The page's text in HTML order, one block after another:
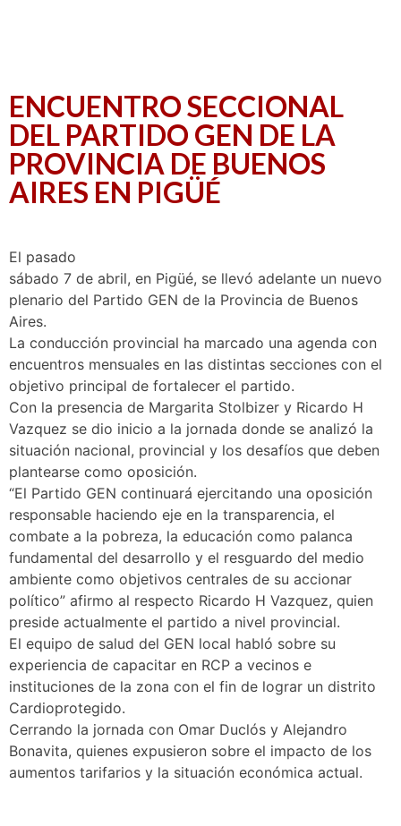
ENCUENTRO SECCIONAL
DEL PARTIDO GEN DE LA
PROVINCIA DE BUENOS
AIRES EN PIGÜÉ
El pasado
sábado 7 de abril, en Pigüé, se llevó adelante un nuevo
plenario del Partido GEN de la Provincia de Buenos
Aires.
La conducción provincial ha marcado una agenda con
encuentros mensuales en las distintas secciones con el
objetivo principal de fortalecer el partido.
Con la presencia de Margarita Stolbizer y Ricardo H
Vazquez se dio inicio a la jornada donde se analizó la
situación nacional, provincial y los desafíos que deben
plantearse como oposición.
“El Partido GEN continuará ejercitando una oposición
responsable haciendo eje en la transparencia, el
combate a la pobreza, la educación como palanca
fundamental del desarrollo y el resguardo del medio
ambiente como objetivos centrales de su accionar
político” afirmo al respecto Ricardo H Vazquez, quien
preside actualmente el partido a nivel provincial.
El equipo de salud del GEN local habló sobre su
experiencia de capacitar en RCP a vecinos e
instituciones de la zona con el fin de lograr un distrito
Cardioprotegido.
Cerrando la jornada con Omar Duclós y Alejandro
Bonavita, quienes expusieron sobre el impacto de los
aumentos tarifarios y la situación económica actual.